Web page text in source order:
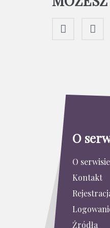
O
O serwisie
Kontakt
Źródła